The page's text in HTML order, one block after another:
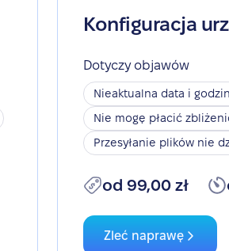
Konfiguracja
Dotyczy objawów
Nieaktualna data i
Nie mogę płacić
Przesyłanie plików nie
od 99,00 zł
Zleć naprawę